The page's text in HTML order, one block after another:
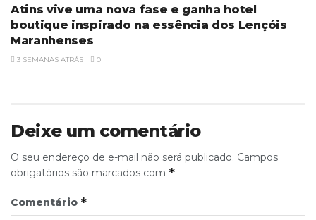
Atins vive uma nova fase e ganha hotel
boutique inspirado na essência dos Lençóis
Maranhenses
3 SEMANAS ATRÁS 0
Deixe um comentário
O seu endereço de e-mail não será publicado. Campos
obrigatórios são marcados com *
Comentário *